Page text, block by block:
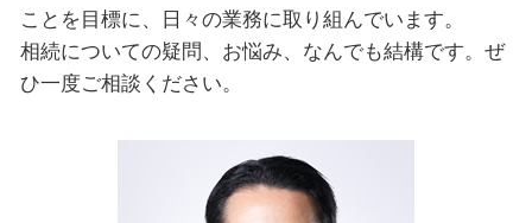
ことを目標に、日々の業務に取り組んでいます。
相続についての疑問、お悩み、なんでも結構です。ぜ
ひ一度ご相談ください。